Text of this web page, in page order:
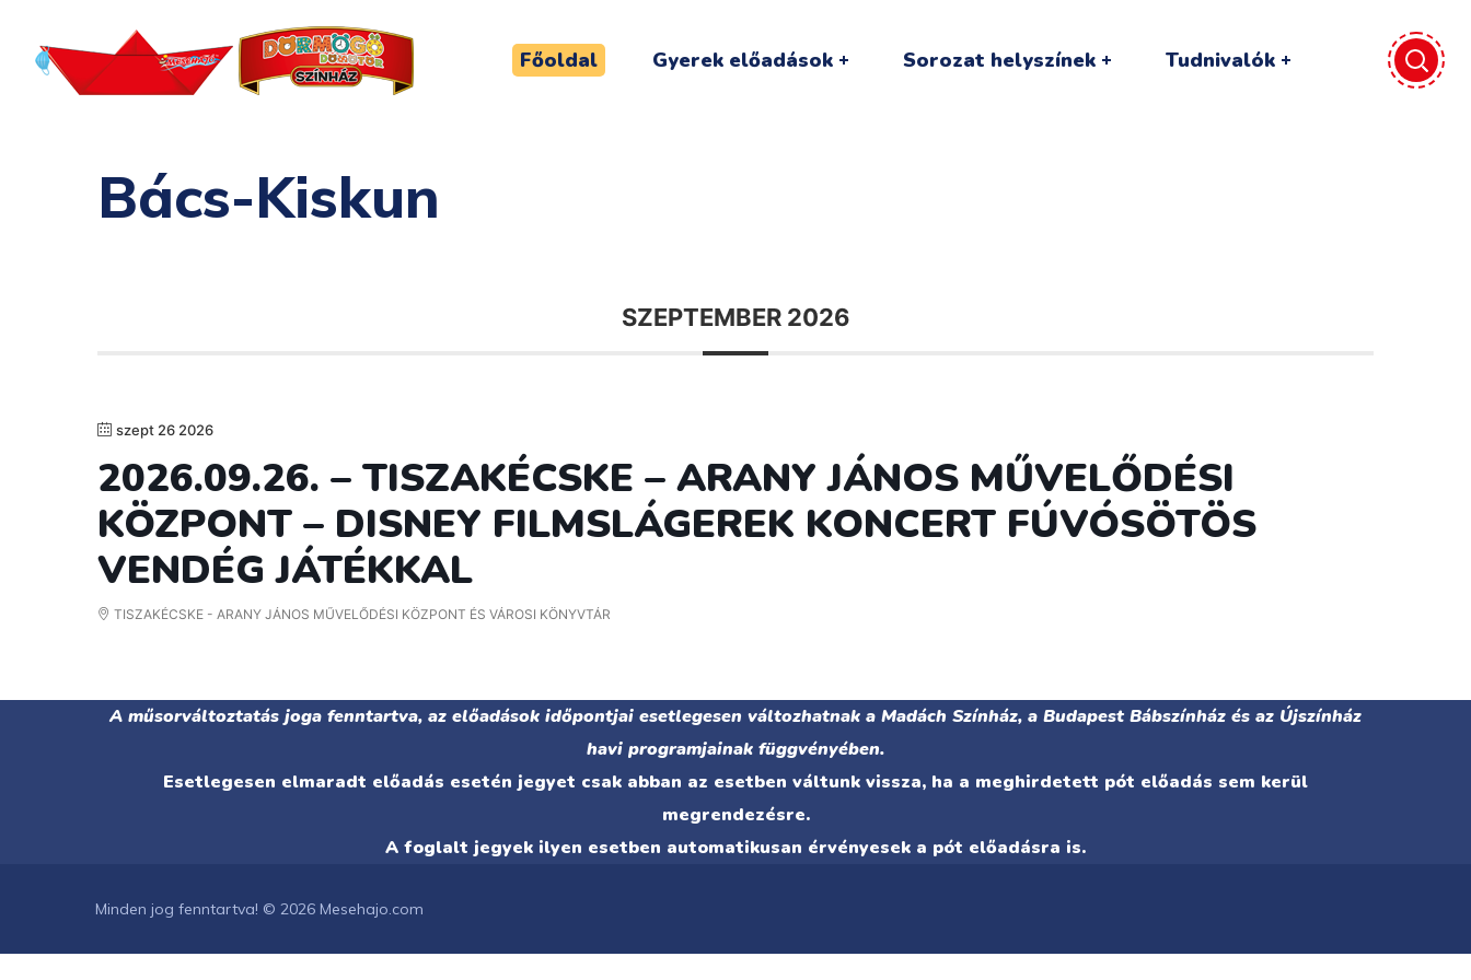
Főoldal Gyerek előadások Sorozat helyszínek Tudnivalók
Bács-Kiskun
SZEPTEMBER 2026
szept 26 2026
2026.09.26. – TISZAKÉCSKE – ARANY JÁNOS MŰVELŐDÉSI
KÖZPONT – DISNEY FILMSLÁGEREK KONCERT FÚVÓSÖTÖS
VENDÉG JÁTÉKKAL
TISZAKÉCSKE - ARANY JÁNOS MŰVELŐDÉSI KÖZPONT ÉS VÁROSI KÖNYVTÁR
A műsorváltoztatás joga fenntartva, az előadások időpontjai esetlegesen változhatnak a Madách Színház, a Budapest Bábszínház és az Újszínház
havi programjainak függvényében.
Esetlegesen elmaradt előadás esetén jegyet csak abban az esetben váltunk vissza, ha a meghirdetett pót előadás sem kerül
megrendezésre.
A foglalt jegyek ilyen esetben automatikusan érvényesek a pót előadásra is.
Minden jog fenntartva! © 2026 Mesehajo.com